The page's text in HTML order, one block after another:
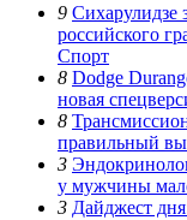
9 Сихарулидзе
российского
Спорт
8 Dodge
новая
8
правильный
3
у мужчины
3 Дайджест